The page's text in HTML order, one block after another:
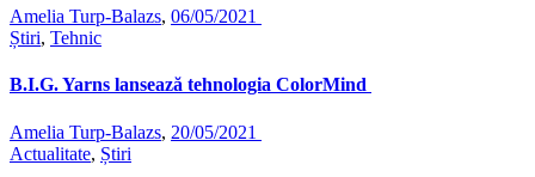
Amelia Turp-Balazs, 06/05/2021
Știri, Tehnic
B.I.G. Yarns lansează tehnologia ColorMind
Amelia Turp-Balazs, 20/05/2021
Actualitate, Știri